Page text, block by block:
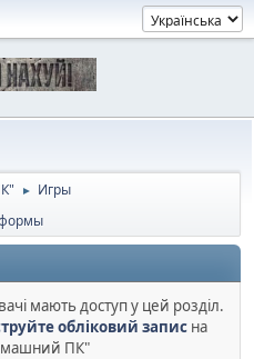
► Игры
мають доступ у цей розділ.
обліковий записна
ПК"